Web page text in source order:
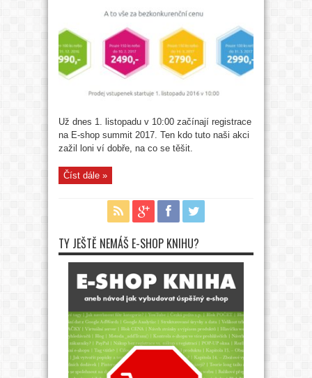
Už dnes 1. listopadu v 10:00 začínají registrace
na E-shop summit 2017. Ten kdo tuto naši akci
zažil loni ví dobře, na co se těšit.
Číst dále »
TY JEŠTĚ NEMÁŠ E-SHOP KNIHU?